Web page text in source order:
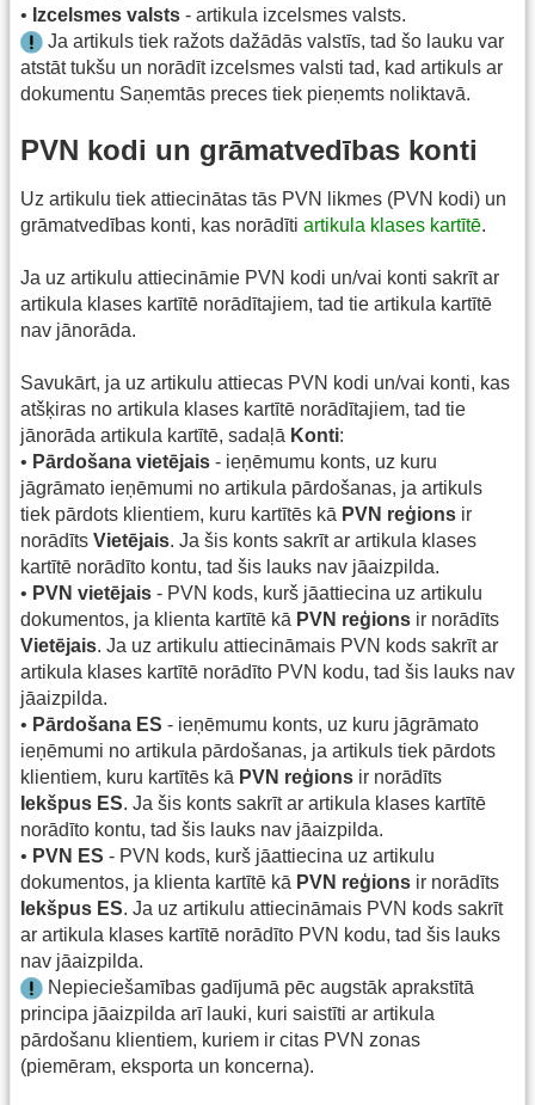
• Izcelsmes valsts - artikula izcelsmes valsts.
Ja artikuls tiek ražots dažādās valstīs, tad šo lauku var
atstāt tukšu un norādīt izcelsmes valsti tad, kad artikuls ar
dokumentu Saņemtās preces tiek pieņemts noliktavā.
PVN kodi un grāmatvedības konti
Uz artikulu tiek attiecinātas tās PVN likmes (PVN kodi) un
grāmatvedības konti, kas norādīti artikula klases kartītē.
Ja uz artikulu attiecināmie PVN kodi un/vai konti sakrīt ar
artikula klases kartītē norādītajiem, tad tie artikula kartītē
nav jānorāda.
Savukārt, ja uz artikulu attiecas PVN kodi un/vai konti, kas
atšķiras no artikula klases kartītē norādītajiem, tad tie
jānorāda artikula kartītē, sadaļā Konti:
• Pārdošana vietējais - ieņēmumu konts, uz kuru
jāgrāmato ieņēmumi no artikula pārdošanas, ja artikuls
tiek pārdots klientiem, kuru kartītēs kā PVN reģions ir
norādīts Vietējais. Ja šis konts sakrīt ar artikula klases
kartītē norādīto kontu, tad šis lauks nav jāaizpilda.
• PVN vietējais - PVN kods, kurš jāattiecina uz artikulu
dokumentos, ja klienta kartītē kā PVN reģions ir norādīts
Vietējais. Ja uz artikulu attiecināmais PVN kods sakrīt ar
artikula klases kartītē norādīto PVN kodu, tad šis lauks nav
jāaizpilda.
• Pārdošana ES - ieņēmumu konts, uz kuru jāgrāmato
ieņēmumi no artikula pārdošanas, ja artikuls tiek pārdots
klientiem, kuru kartītēs kā PVN reģions ir norādīts
Iekšpus ES. Ja šis konts sakrīt ar artikula klases kartītē
norādīto kontu, tad šis lauks nav jāaizpilda.
• PVN ES - PVN kods, kurš jāattiecina uz artikulu
dokumentos, ja klienta kartītē kā PVN reģions ir norādīts
Iekšpus ES. Ja uz artikulu attiecināmais PVN kods sakrīt
ar artikula klases kartītē norādīto PVN kodu, tad šis lauks
nav jāaizpilda.
Nepieciešamības gadījumā pēc augstāk aprakstītā
principa jāaizpilda arī lauki, kuri saistīti ar artikula
pārdošanu klientiem, kuriem ir citas PVN zonas
(piemēram, eksporta un koncerna).